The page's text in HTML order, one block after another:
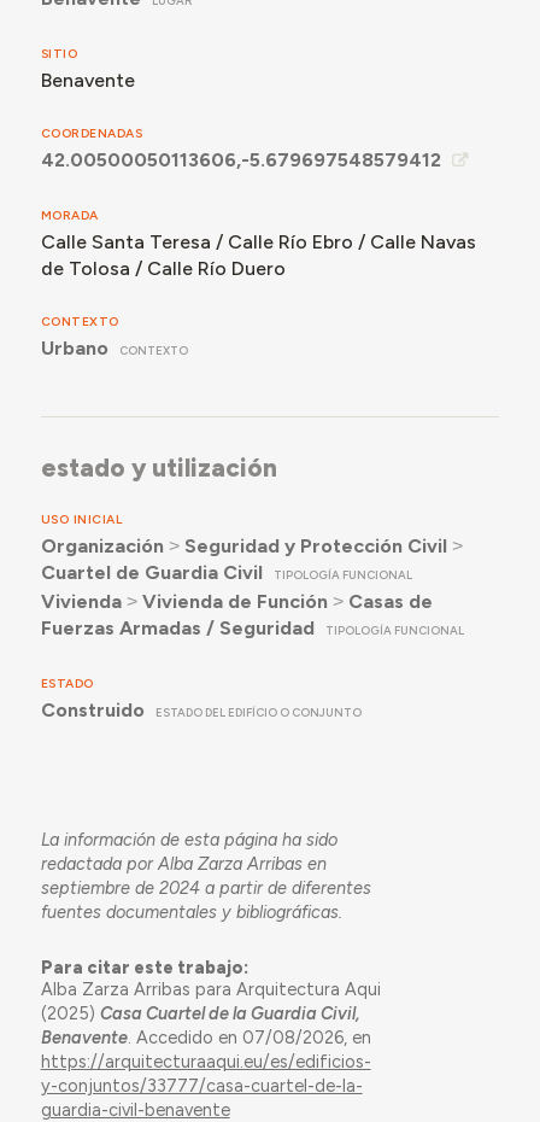
SITIO
Benavente
COORDENADAS
42.00500050113606,-5.679697548579412
MORADA
Calle Santa Teresa / Calle Río Ebro / Calle Navas
de Tolosa / Calle Río Duero
CONTEXTO
Urbano CONTEXTO
estado y utilización
USO INICIAL
Organización ˃ Seguridad y Protección Civil ˃
Cuartel de Guardia Civil
TIPOLOGÍA FUNCIONAL
Vivienda˃ Vivienda de Función ˃ Casas de
Fuerzas Armadas / Seguridad
TIPOLOGÍA FUNCIONAL
ESTADO
Construido ESTADO DEL EDIFÍCIO O CONJUNTO
La información de esta página ha sido
redactada por Alba Zarza Arribas en
septiembre de 2024 a partir de diferentes
fuentes documentales y bibliográficas.
Para citar este trabajo:
Alba Zarza Arribas para Arquitectura Aqui
(2025) Casa Cuartel de la Guardia Civil,
Benavente. Accedido en 07/08/2026, en
https://arquitecturaaqui.eu/es/edificios-
y-conjuntos/33777/casa-cuartel-de-la-
guardia-civil-benavente